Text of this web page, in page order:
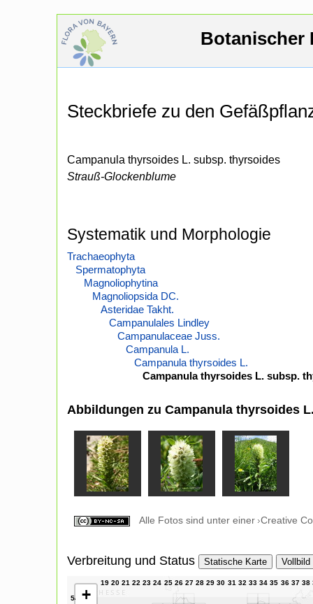
Botanischer
Steckbriefe zu den
Campanula thyrsoides L. subsp. thyrsoides
Strauß-Glockenblume
Systematik und Morphologie
Trachaeophyta
Spermatophyta
Magnoliophytina
Magnoliopsida DC.
Asteridae Takht.
Campanulales Lindley
Campanulaceae Juss.
Campanula L.
Campanula thyrsoides L.
Campanula thyrsoides L. subsp.
Abbildungen zu Campanula thyrsoides
Alle Fotos sind unter einer Creative
Verbreitung und Status Statische Karte Vollbild
+